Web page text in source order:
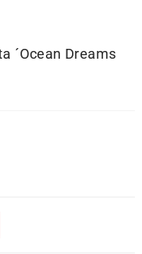
´Ocean Dreams